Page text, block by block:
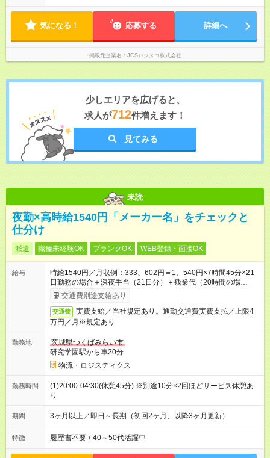
気になる！ 応募する 詳細へ
掲載元企業名 JCSロジスコ株式会社
少しエリアを広げると、
求人が712件増えます！
見てみる
未読
夜勤×高時給1540円「メーカー名」をチェックと
仕分け
派遣 職種未経験OK ブランクOK WEB登録・面接OK
給与
時給1540円／月収例：333、602円＝1、540円×7時間45分×21
日勤務の場合＋深夜手当（21日分）＋残業代（20時間の場
合）、別途交通費支給
交通費別途支給あり
交通費
実費支給／当社規定あり。通勤交通費実費支払／上限4
万円／月※規定あり
勤務地
茨城県つくばみらい市
研究学園駅から車20分
物流・ロジスティクス
勤務時間
(1)20:00-04:30(休憩45分) ※別途10分×2回ほどサービス休憩あ
り
期間 3ヶ月以上／即日～長期（初回2ヶ月、以降3ヶ月更新）
特徴 履歴書不要 / 40～50代活躍中